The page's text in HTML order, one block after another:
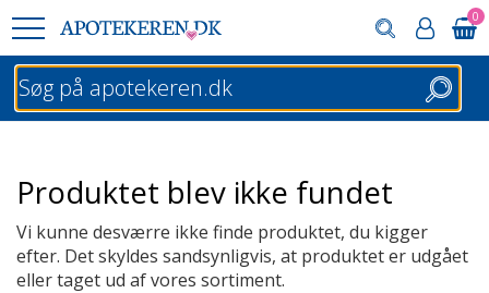
0
Søg
Produktet blev ikke fundet
Vi kunne desværre ikke finde produktet, du kigger
efter. Det skyldes sandsynligvis, at produktet er udgået
eller taget ud af vores sortiment.